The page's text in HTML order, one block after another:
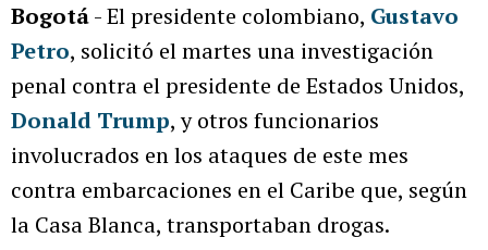
Bogotá- El presidente colombiano, Gustavo
Petro, solicitó el martes una investigación
penal contra el presidente de Estados Unidos,
Donald Trump, y otros funcionarios
involucrados en los ataques de este mes
contra embarcaciones en el Caribe que, según
la Casa Blanca, transportaban drogas.